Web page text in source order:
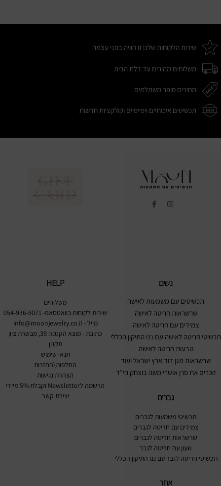
שירות הלקוחות שלנו זו חוויה בפני עצמה
משלוחים מהירים עד דלת הבית
מחירים סופר משתלמים
תכשיטים איכותיים ויפייפיים וקולקציות חדשות
נשים
תכשיטים עם משמעות לאישה
שרשראות חריטה לאישה
צמידים עם חריטה לאישה
תכשיטי חריטה לאישה עם ננו התיקון הכללי
טבעות חריטה לאישה
שרשראות מגן דוד ארץ ישראל ועוד
זוכרים את סרן אושרי משה בוצחק הי"ד
גברים
תכשיטי משמעות לגברים
צמידים עם חריטה לגברים
שרשראות חריטה לגברים
שעון עם חריטה לגבר
תכשיטי חריטה לגבר עם ננו התיקון הכללי
אחר
HELP
משלוחים
שירות לקוחות בוואטסאפ- 054-936-8071
מייל - info@moonjewelry.co.il
כתובת - מוצא הקטנה 39, מבשרת ציון
תקנון
תנאי שימוש
החלפות\החזרות
הצהרת נגישות
הרשמה לNewsletter וקבלת 5% מיידי
יצירת קשר